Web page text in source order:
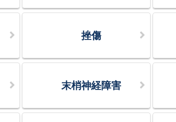
挫傷
末梢神経障害